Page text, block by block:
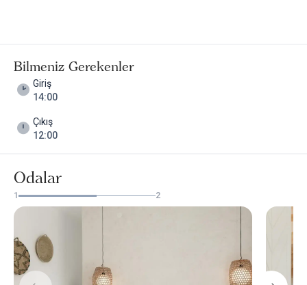
Bilmeniz Gerekenler
Giriş
14:00
Çıkış
12:00
Odalar
1 2